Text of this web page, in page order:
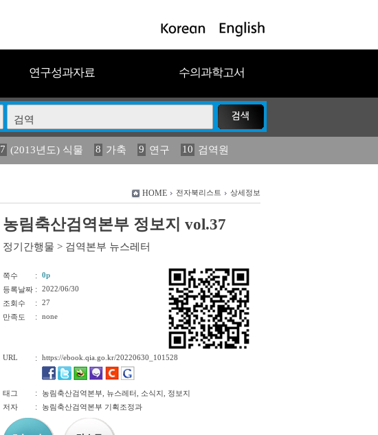
연구성과자료 수의과학고서
7 (2013년도) 식물 8 가축 9 연구 10 검역원
16 관리 17 연보 18 2023 19 농림수산
HOME 전자북리스트 상세정보
농림축산검역본부 정보지 vol.37
정기간행물 > 검역본부 뉴스레터
쪽수 :
0p
등록날짜 :
2022/06/30
조회수
:
27
만족도
: none
URL : https://ebook.qia.go.kr/20220630_101528
태그 :
농림축산검역본부, 뉴스레터, 소식지, 정보지
저자
: 농림축산검역본부 기획조정과